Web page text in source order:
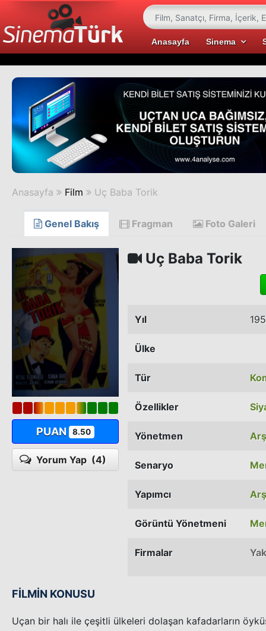
Anasayfa Sinema
Anasayfa Film Uç Baba Torik
Genel Bakış Fragman Foto Galeri
PUAN 8.50
Yorum Yap (4)
Uç Baba Torik
Yıl
Ülke
Tür
Özellikler
Yönetmen
Senaryo
Yapımcı
Görüntü Yönetmeni
Firmalar
FİLMİN KONUSU
Uçan bir halı ile çeşitli ülkeleri dolaşan kafadarların